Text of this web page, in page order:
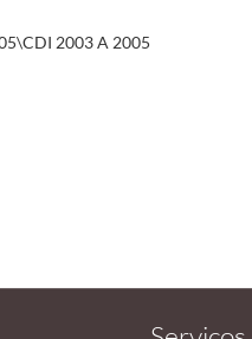
2003 A 2005